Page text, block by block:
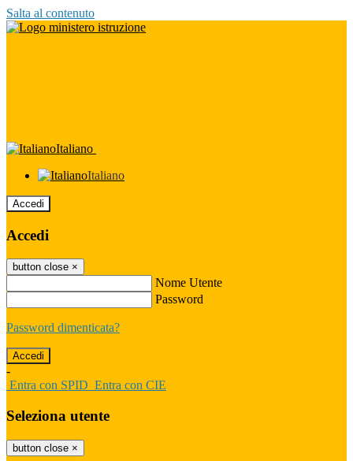
Salta al contenuto
Italiano
Italiano
Accedi
Accedi
button close ×
Nome Utente
Password
Password dimenticata?
-
Entra con SPID Entra con CIE
Seleziona utente
button close ×